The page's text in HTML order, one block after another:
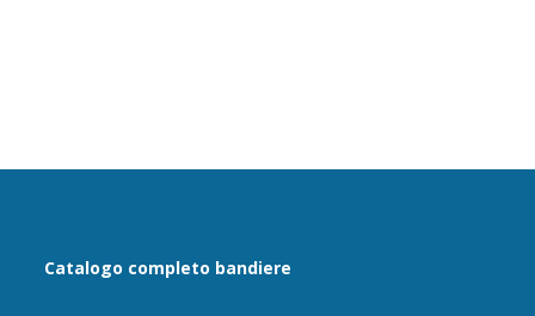
Catalogo completo bandiere